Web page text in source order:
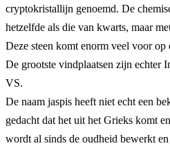
cryptokristallijn genoemd. De
hetzelfde als die van kwarts, maar
Deze steen komt enorm veel voor
De grootste vindplaatsen zijn echter
VS.
De naam jaspis heeft niet echt een
gedacht dat het uit het Grieks komt
wordt al sinds de oudheid bewerkt